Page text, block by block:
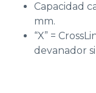
Capacidad
mm.
“X” =
devanador